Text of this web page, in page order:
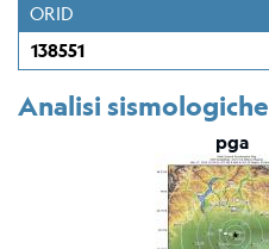
Per
sismologi
ORID
138551
Analisi sismologiche
pga